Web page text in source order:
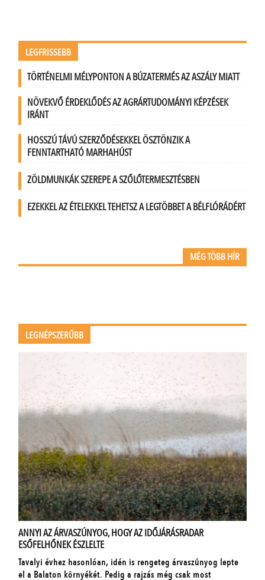
LEGFRISSEBB
TÖRTÉNELMI MÉLYPONTON A BÚZATERMÉS AZ ASZÁLY MIATT
NÖVEKVŐ ÉRDEKLŐDÉS AZ AGRÁRTUDOMÁNYI KÉPZÉSEK
IRÁNT
HOSSZÚ TÁVÚ SZERZŐDÉSEKKEL ÖSZTÖNZIK A
FENNTARTHATÓ MARHAHÚST
ZÖLDMUNKÁK SZEREPE A SZŐLŐTERMESZTÉSBEN
EZEKKEL AZ ÉTELEKKEL TEHETSZ A LEGTÖBBET A BÉLFLÓRÁDÉRT
MÉG TÖBB HÍR
LEGNÉPSZERŰBB